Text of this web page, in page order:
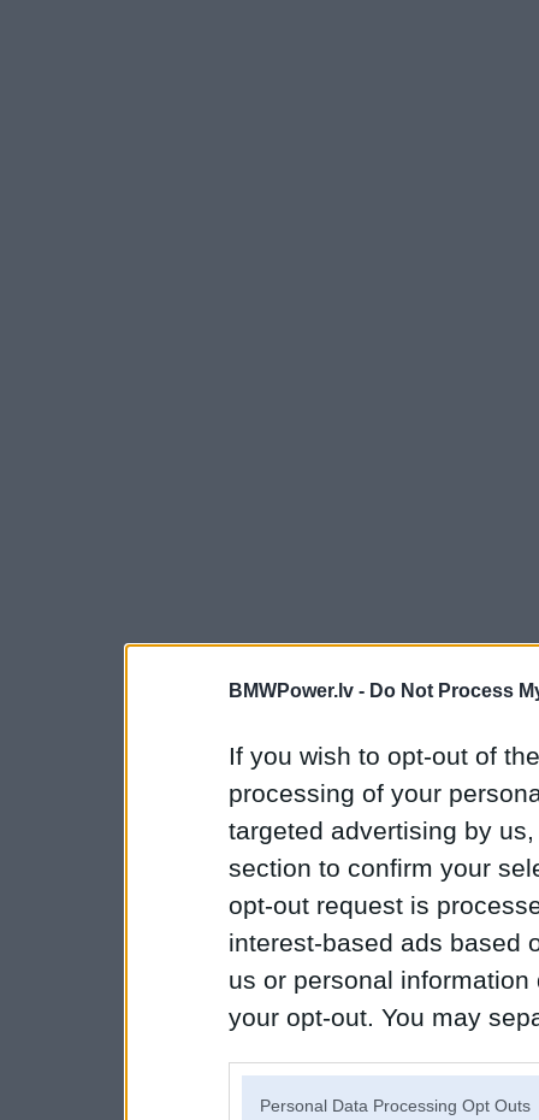
BMWPower.lv - Do Not Process
If you wish to opt-out of
processing of your
targeted advertising by
section to confirm your
opt-out request is
interest-based ads based
us or personal
your opt-out. You may
Personal Data Processing Opt Outs